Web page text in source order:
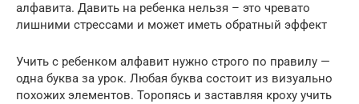
алфавита. Давить на ребенка нельзя – это чревато
лишними стрессами и может иметь обратный эффект
Учить с ребенком алфавит нужно строго по правилу —
одна буква за урок. Любая буква состоит из визуально
похожих элементов. Торопясь и заставляя кроху учить